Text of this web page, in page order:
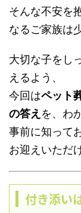
そんな不安を
なるご家族は
大切な子をし
えるよう、
今回はペット
の答え を、わ
事前に知って
お迎えいただ
付き添い